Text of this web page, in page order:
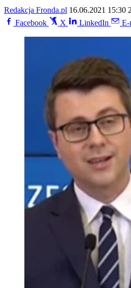
Redakcja Fronda.pl 16.06.2021 15:30
Facebook
X LinkedIn E-